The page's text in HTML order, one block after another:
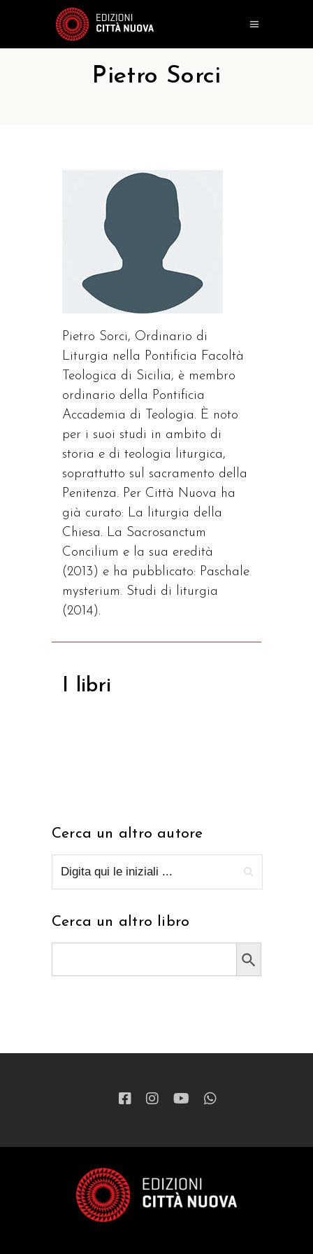
Pietro Sorci
Pietro Sorci, Ordinario di
Liturgia nella Pontificia Facoltà
Teologica di Sicilia, è membro
ordinario della Pontificia
Accademia di Teologia. È noto
per i suoi studi in ambito di
storia e di teologia liturgica,
soprattutto sul sacramento della
Penitenza. Per Città Nuova ha
già curato: La liturgia della
Chiesa. La Sacrosanctum
Concilium e la sua eredità
(2013) e ha pubblicato: Paschale
mysterium. Studi di liturgia
(2014).
I libri
Cerca un altro autore
Cerca un altro libro
Search Button